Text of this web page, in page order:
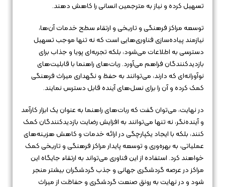
تسهیل کرده و نیاز به مترجمین انسانی را کاهش دهند.
توسعه مراکز فرهنگی و تاریخی و ارتقاء سطح خدمات آن‌ها،
نیازمند پیاده‌سازی فناوری‌هایی است که نه تنها موجب تسهیل
دسترسی به اطلاعات می‌شود، بلکه تجربه‌ای پویا و جذاب برای
بازدیدکنندگان فراهم می‌آورد. ربات‌های راهنما با قابلیت‌های
نوآورانه‌ای که دارند، می‌توانند به حفظ و نگهداری میراث فرهنگی
کمک کرده و آن را برای نسل‌های آینده قابل دسترس نمایند.
در نهایت، می‌توان گفت که ربات‌های راهنما به عنوان یک ابزار کارآمد
و آینده‌نگر، نه تنها می‌توانند به افزایش رضایت بازدیدکنندگان کمک
کنند، بلکه با ایجاد یکپارچگی در ارائه خدمات و کاهش هزینه‌های
عملیاتی، به بهره‌وری و توسعه پایدار مراکز فرهنگی و تاریخی کمک
خواهند کرد. استفاده از این فناوری می‌تواند به ارتقاء جایگاه این
مراکز در عرصه گردشگری جهانی و جذب گردشگران بیشتر منجر
شود و در نهایت به رونق صنعت گردشگری و حفاظت از میراث